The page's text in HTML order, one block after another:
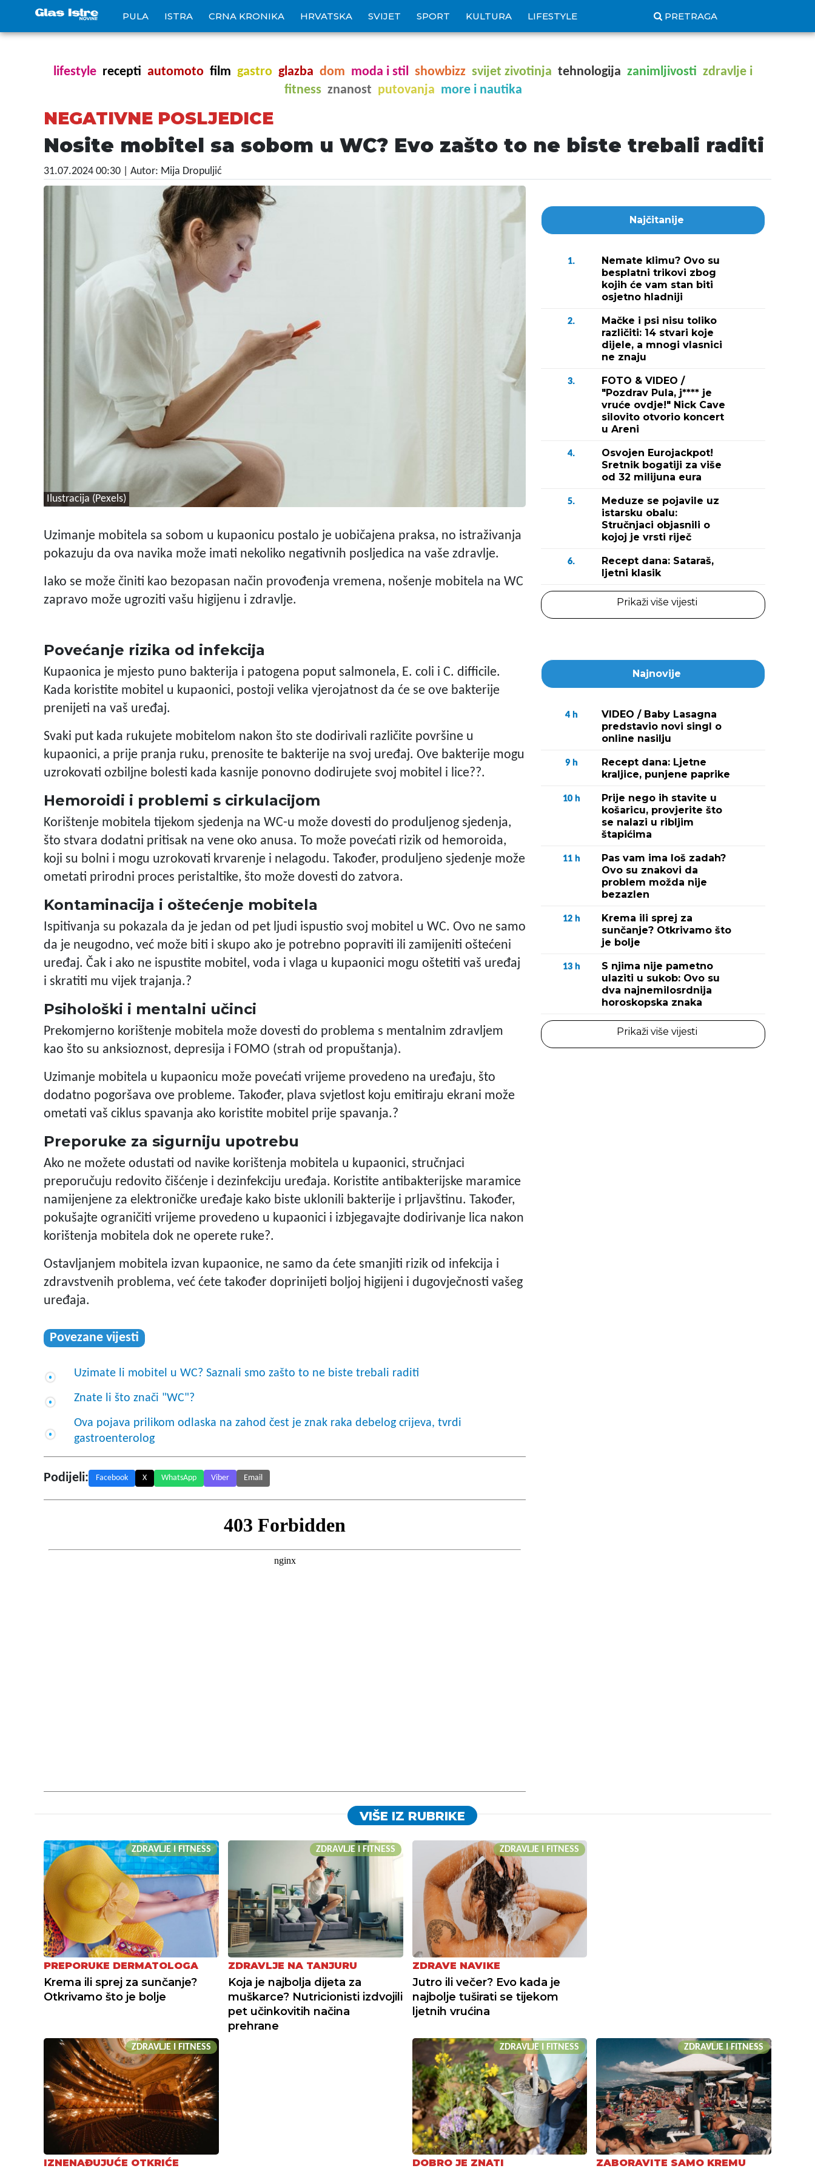
PULA ISTRA CRNA KRONIKA HRVATSKA SVIJET SPORT KULTURA LIFESTYLE PRETRAGA
lifestyle recepti automoto film gastro glazba dom moda i stil showbizz svijet zivotinja tehnologija zanimljivosti zdravlje i
fitness znanost putovanja more i nautika
NEGATIVNE POSLJEDICE
Nosite mobitel sa sobom u WC? Evo zašto to ne biste trebali raditi
31.07.2024 00:30 | Autor: Mija Dropuljić
Ilustracija (Pexels)
Uzimanje mobitela sa sobom u kupaonicu postalo je uobičajena praksa, no istraživanja
pokazuju da ova navika može imati nekoliko negativnih posljedica na vaše zdravlje.
Iako se može činiti kao bezopasan način provođenja vremena, nošenje mobitela na WC
zapravo može ugroziti vašu higijenu i zdravlje.
Povećanje rizika od infekcija
Kupaonica je mjesto puno bakterija i patogena poput salmonela, E. coli i C. difficile.
Kada koristite mobitel u kupaonici, postoji velika vjerojatnost da će se ove bakterije
prenijeti na vaš uređaj.
Svaki put kada rukujete mobitelom nakon što ste dodirivali različite površine u
kupaonici, a prije pranja ruku, prenosite te bakterije na svoj uređaj. Ove bakterije mogu
uzrokovati ozbiljne bolesti kada kasnije ponovno dodirujete svoj mobitel i lice??.
Hemoroidi i problemi s cirkulacijom
Korištenje mobitela tijekom sjedenja na WC-u može dovesti do produljenog sjedenja,
što stvara dodatni pritisak na vene oko anusa. To može povećati rizik od hemoroida,
koji su bolni i mogu uzrokovati krvarenje i nelagodu. Također, produljeno sjedenje može
ometati prirodni proces peristaltike, što može dovesti do zatvora.
Kontaminacija i oštećenje mobitela
Ispitivanja su pokazala da je jedan od pet ljudi ispustio svoj mobitel u WC. Ovo ne samo
da je neugodno, već može biti i skupo ako je potrebno popraviti ili zamijeniti oštećeni
uređaj. Čak i ako ne ispustite mobitel, voda i vlaga u kupaonici mogu oštetiti vaš uređaj
i skratiti mu vijek trajanja.?
Psihološki i mentalni učinci
Prekomjerno korištenje mobitela može dovesti do problema s mentalnim zdravljem
kao što su anksioznost, depresija i FOMO (strah od propuštanja).
Uzimanje mobitela u kupaonicu može povećati vrijeme provedeno na uređaju, što
dodatno pogoršava ove probleme. Također, plava svjetlost koju emitiraju ekrani može
ometati vaš ciklus spavanja ako koristite mobitel prije spavanja.?
Preporuke za sigurniju upotrebu
Ako ne možete odustati od navike korištenja mobitela u kupaonici, stručnjaci
preporučuju redovito čišćenje i dezinfekciju uređaja. Koristite antibakterijske maramice
namijenjene za elektroničke uređaje kako biste uklonili bakterije i prljavštinu. Također,
pokušajte ograničiti vrijeme provedeno u kupaonici i izbjegavajte dodirivanje lica nakon
korištenja mobitela dok ne operete ruke?.
Ostavljanjem mobitela izvan kupaonice, ne samo da ćete smanjiti rizik od infekcija i
zdravstvenih problema, već ćete također doprinijeti boljoj higijeni i dugovječnosti vašeg
uređaja.
Povezane vijesti
Uzimate li mobitel u WC? Saznali smo zašto to ne biste trebali raditi
Znate li što znači "WC"?
Ova pojava prilikom odlaska na zahod čest je znak raka debelog crijeva, tvrdi
gastroenterolog
Podijeli: Facebook X WhatsApp Viber Email
Najčitanije
1.
Nemate klimu? Ovo su
besplatni trikovi zbog
kojih će vam stan biti
osjetno hladniji
2.
Mačke i psi nisu toliko
različiti: 14 stvari koje
dijele, a mnogi vlasnici
ne znaju
3.
FOTO & VIDEO /
"Pozdrav Pula, j**** je
vruće ovdje!" Nick Cave
silovito otvorio koncert
u Areni
4.
Osvojen Eurojackpot!
Sretnik bogatiji za više
od 32 milijuna eura
5.
Meduze se pojavile uz
istarsku obalu:
Stručnjaci objasnili o
kojoj je vrsti riječ
6.
Recept dana: Sataraš,
ljetni klasik
Prikaži više vijesti
Najnovije
4 h
VIDEO / Baby Lasagna
predstavio novi singl o
online nasilju
9 h
Recept dana: Ljetne
kraljice, punjene paprike
10 h
Prije nego ih stavite u
košaricu, provjerite što
se nalazi u ribljim
štapićima
11 h
Pas vam ima loš zadah?
Ovo su znakovi da
problem možda nije
bezazlen
12 h
Krema ili sprej za
sunčanje? Otkrivamo što
je bolje
13 h
S njima nije pametno
ulaziti u sukob: Ovo su
dva najnemilosrdnija
horoskopska znaka
Prikaži više vijesti
VIŠE IZ RUBRIKE
ZDRAVLJE I FITNESS
PREPORUKE DERMATOLOGA
Krema ili sprej za sunčanje?
Otkrivamo što je bolje
ZDRAVLJE I FITNESS
ZDRAVLJE NA TANJURU
Koja je najbolja dijeta za
muškarce? Nutricionisti izdvojili
pet učinkovitih načina
prehrane
ZDRAVLJE I FITNESS
ZDRAVE NAVIKE
Jutro ili večer? Evo kada je
najbolje tuširati se tijekom
ljetnih vrućina
ZDRAVLJE I FITNESS
IZNENAĐUJUĆE OTKRIĆE
ZDRAVLJE I FITNESS
DOBRO JE ZNATI
ZDRAVLJE I FITNESS
ZABORAVITE SAMO KREMU